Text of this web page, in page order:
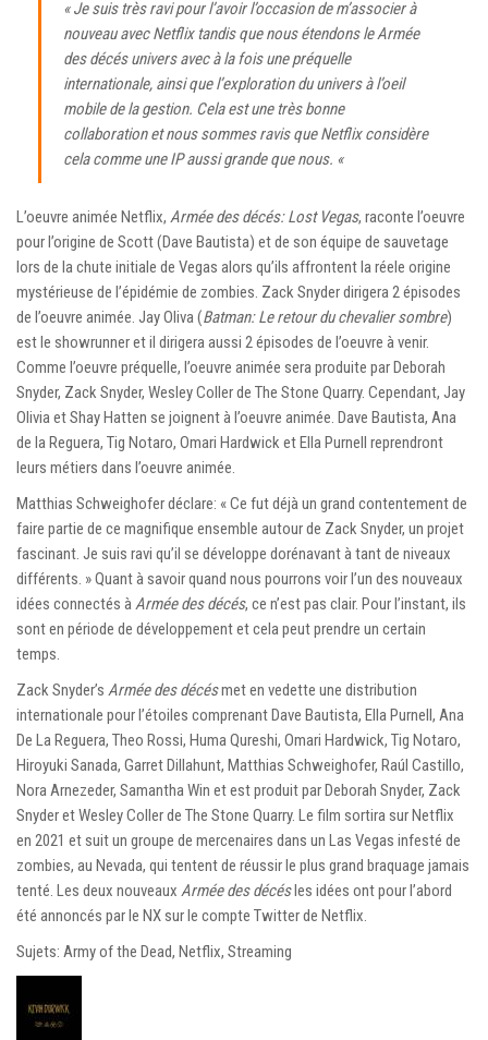
« Je suis très ravi pour l’avoir l’occasion de m’associer à
nouveau avec Netflix tandis que nous étendons leArmée
des décésunivers avec à la fois une préquelle
internationale, ainsi que l’exploration du univers à l’oeil
mobile de la gestion. Cela est une très bonne
collaboration et nous sommes ravis que Netflix considère
cela comme une IP aussi grande que nous. «
L’oeuvre animée Netflix, Armée des décés: Lost Vegas, raconte l’oeuvre
pour l’origine de Scott (Dave Bautista) et de son équipe de sauvetage
lors de la chute initiale de Vegas alors qu’ils affrontent la réele origine
mystérieuse de l’épidémie de zombies. Zack Snyder dirigera 2 épisodes
de l’oeuvre animée. Jay Oliva (Batman: Le retour du chevalier sombre)
est le showrunner et il dirigera aussi 2 épisodes de l’oeuvre à venir.
Comme l’oeuvre préquelle, l’oeuvre animée sera produite par Deborah
Snyder, Zack Snyder, Wesley Coller de The Stone Quarry. Cependant, Jay
Olivia et Shay Hatten se joignent à l’oeuvre animée. Dave Bautista, Ana
de la Reguera, Tig Notaro, Omari Hardwick et Ella Purnell reprendront
leurs métiers dans l’oeuvre animée.
Matthias Schweighofer déclare: « Ce fut déjà un grand contentement de
faire partie de ce magnifique ensemble autour de Zack Snyder, un projet
fascinant. Je suis ravi qu’il se développe dorénavant à tant de niveaux
différents. » Quant à savoir quand nous pourrons voir l’un des nouveaux
idées connectés àArmée des décés, ce n’est pas clair. Pour l’instant, ils
sont en période de développement et cela peut prendre un certain
temps.
Zack Snyder’s Armée des décésmet en vedette une distribution
internationale pour l’étoiles comprenant Dave Bautista, Ella Purnell, Ana
De La Reguera, Theo Rossi, Huma Qureshi, Omari Hardwick, Tig Notaro,
Hiroyuki Sanada, Garret Dillahunt, Matthias Schweighofer, Raúl Castillo,
Nora Arnezeder, Samantha Win et est produit par Deborah Snyder, Zack
Snyder et Wesley Coller de The Stone Quarry. Le film sortira sur Netflix
en 2021 et suit un groupe de mercenaires dans un Las Vegas infesté de
zombies, au Nevada, qui tentent de réussir le plus grand braquage jamais
tenté. Les deux nouveaux Armée des décésles idées ont pour l’abord
été annoncés par le NX sur le compte Twitter de Netflix.
Sujets: Army of the Dead, Netflix, Streaming